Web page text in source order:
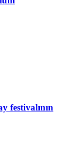
festivalının